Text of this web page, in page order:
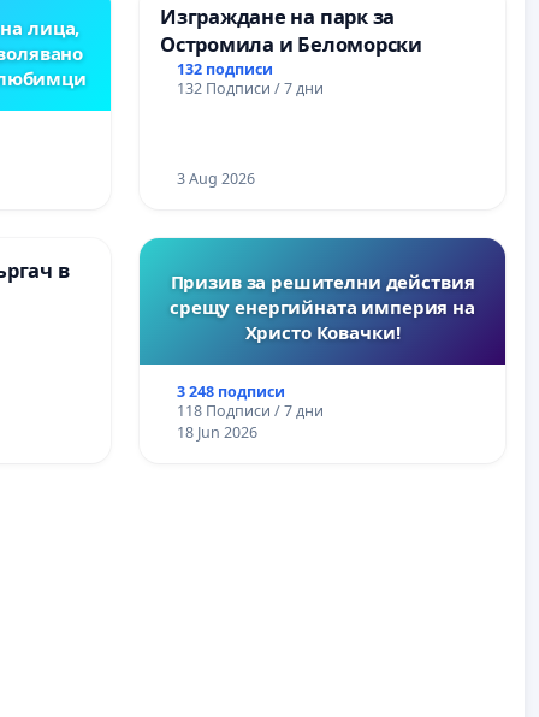
лица,
Изграждане на парк за
Остромила и Беломорски
132 подписи
132 Подписи / 7 дни
3 Aug 2026
в
Призив за решителни действия
срещу енергийната империя на
Христо Ковачки!
3 248 подписи
118 Подписи / 7 дни
18 Jun 2026